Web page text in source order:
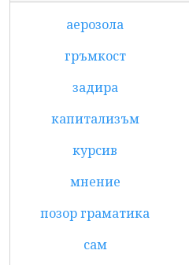
аерозола
гръмкост
задира
капитализъм
курсив
мнение
позор граматика
сам